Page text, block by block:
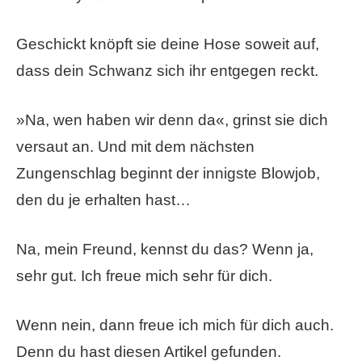
Geschickt knöpft sie deine Hose soweit auf,
dass dein Schwanz sich ihr entgegen reckt.
»Na, wen haben wir denn da«, grinst sie dich
versaut an. Und mit dem nächsten
Zungenschlag beginnt der innigste Blowjob,
den du je erhalten hast…
Na, mein Freund, kennst du das? Wenn ja,
sehr gut. Ich freue mich sehr für dich.
Wenn nein, dann freue ich mich für dich auch.
Denn du hast diesen Artikel gefunden.